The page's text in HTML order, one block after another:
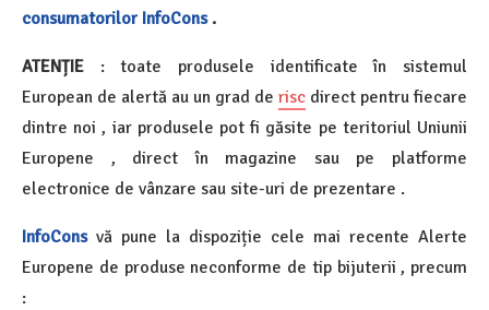
consumatorilor InfoCons .
ATENȚIE
: toate produsele identificate în sistemul
European de alertă au un grad de risc direct pentru fiecare
dintre noi , iar produsele pot fi găsite pe teritoriul Uniunii
Europene , direct în magazine sau pe platforme
electronice de vânzare sau site-uri de prezentare .
InfoConsvă pune la dispoziție cele mai recente Alerte
Europene de produse neconforme de tip bijuterii , precum
: